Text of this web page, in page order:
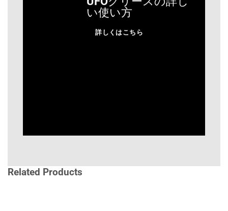
い使い方
詳しくはこちら
Related Products